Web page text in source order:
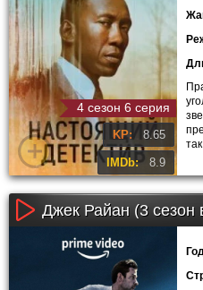
4 сезон 6 серия
KP: 8.65
IMDb: 8.9